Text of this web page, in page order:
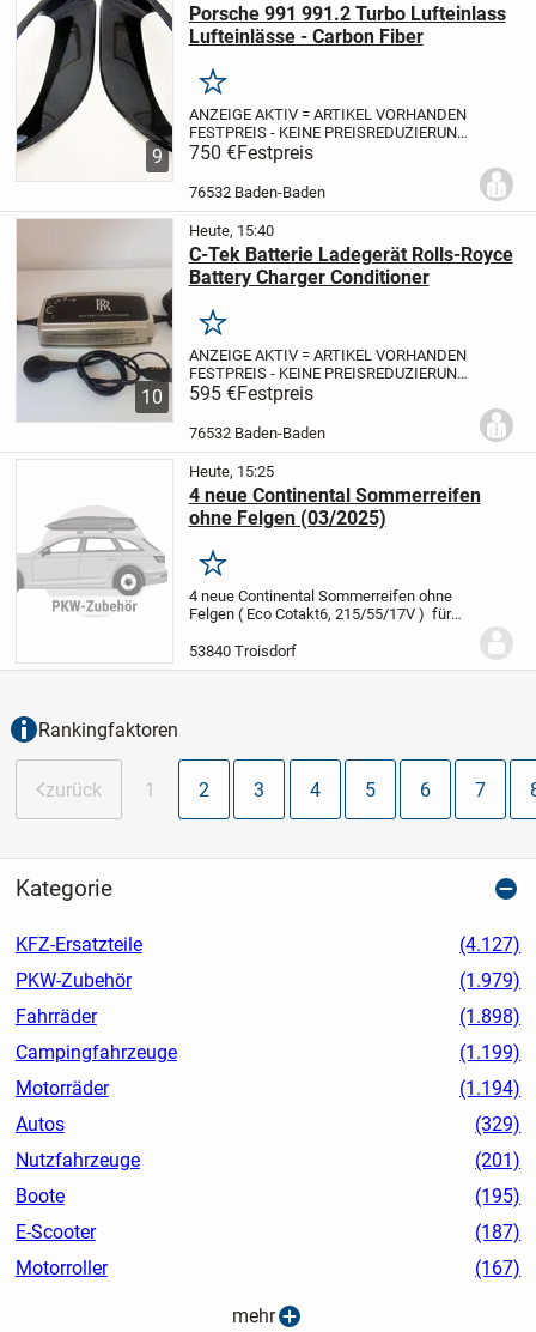
9
Porsche 991 991.2 Turbo Lufteinlass
Lufteinlässe - Carbon Fiber
Merken
ANZEIGE AKTIV = ARTIKEL VORHANDEN
FESTPREIS - KEINE PREISREDUZIERUNG
Edles ECHTCARBON - keine Laminierung
Diese edlen Bauteile aus ECHTCARBON
(finish = hochglanzpoliert), werden ganz...
750 €Festpreis
76532 Baden-Baden
10
Heute, 15:40
C-Tek Batterie Ladegerät Rolls-Royce
Battery Charger Conditioner
Merken
ANZEIGE AKTIV = ARTIKEL VORHANDEN
FESTPREIS - KEINE PREISREDUZIERUNG
Dieses C-Tek Batterie Ladegerät von Rolls
Royce ist ein Hochleistungs-
Batterieladegerät, speziell entwickelt für
595 €Festpreis
76532 Baden-Baden
Heute, 15:25
4 neue Continental Sommerreifen
ohne Felgen (03/2025)
Merken
4 neue Continental Sommerreifen ohne
Felgen ( Eco Cotakt6, 215/55/17V ) für
120,00 EuroBitte anrufen 015788059879
53840 Troisdorf
Rankingfaktoren
zurück 1 2 3 4 5 6 7
Kategorie
KFZ-Ersatzteile
(4.127)
PKW-Zubehör
(1.979)
Fahrräder
(1.898)
Campingfahrzeuge
(1.199)
Motorräder
(1.194)
Autos
(329)
Nutzfahrzeuge
(201)
Boote
(195)
E-Scooter
(187)
Motorroller
(167)
mehr